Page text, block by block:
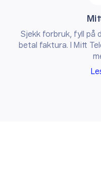
Sjekk forbruk, fyll på
betal faktura. I Mitt